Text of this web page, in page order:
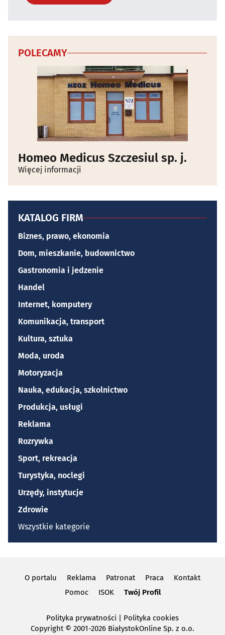
POLECAMY
Homeo Medicus Szczesiul sp. j.
Więcej informacji
KATALOG FIRM
Biznes, prawo, ekonomia
Dom, mieszkanie, budownictwo
Gastronomia i jedzenie
Handel
Internet, komputery
Komunikacja, transport
Kultura, sztuka
Moda, uroda
Motoryzacja
Nauka, edukacja, szkolnictwo
Produkcja, usługi
Reklama
Rozrywka
Sport, rekreacja
Turystyka, noclegi
Urzędy, instytucje
Zdrowie
Wszystkie kategorie
O portalu Reklama Patronat Praca
Kontakt
Pomoc
ISOK Twój Profil
Polityka prywatności | Polityka cookies
Copyright© 2001-2026 BiałystokOnline Sp. z o.o.